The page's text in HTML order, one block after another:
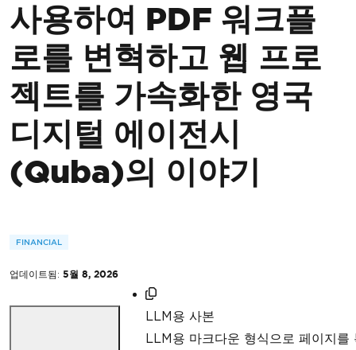
사용하여 PDF 워크플
로를 변혁하고 웹 프로
젝트를 가속화한 영국
디지털 에이전시
(Quba)의 이야기
FINANCIAL
업데이트됨: 5월 8, 2026
LLM용 사본
LLM용 마크다운 형식으로 페이지를